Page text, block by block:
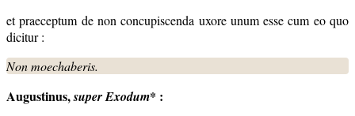
et praeceptum de non concupiscenda uxore unum esse cum eo quo
dicitur :
Non moechaberis.
Augustinus,super Exodum* :